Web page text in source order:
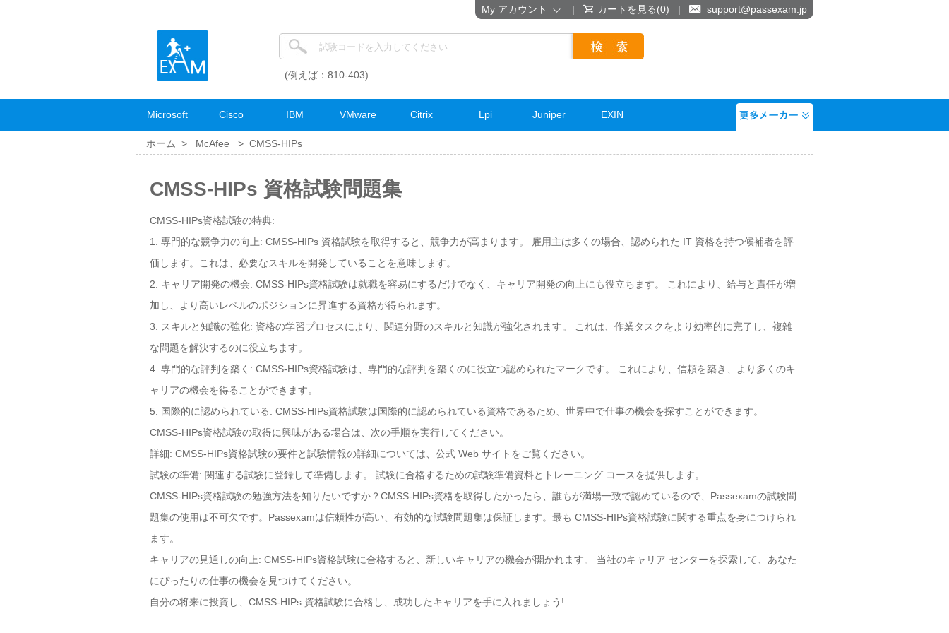
(例えば：810-403)
Microsoft Cisco IBM VMware Citrix Lpi Juniper EXIN
ホーム > McAfee > CMSS-HIPs
CMSS-HIPs 資格試験問題集
CMSS-HIPs資格試験の特典:
1. 専門的な競争力の向上: CMSS-HIPs 資格試験を取得すると、競争力が高まります。 雇用主は多くの場合、認められた IT 資格を持つ候補者を評
価します。これは、必要なスキルを開発していることを意味します。
2. キャリア開発の機会: CMSS-HIPs資格試験は就職を容易にするだけでなく、キャリア開発の向上にも役立ちます。 これにより、給与と責任が増
加し、より高いレベルのポジションに昇進する資格が得られます。
3. スキルと知識の強化: 資格の学習プロセスにより、関連分野のスキルと知識が強化されます。 これは、作業タスクをより効率的に完了し、複雑
な問題を解決するのに役立ちます。
4. 専門的な評判を築く: CMSS-HIPs資格試験は、専門的な評判を築くのに役立つ認められたマークです。 これにより、信頼を築き、より多くのキ
ャリアの機会を得ることができます。
5. 国際的に認められている: CMSS-HIPs資格試験は国際的に認められている資格であるため、世界中で仕事の機会を探すことができます。
CMSS-HIPs資格試験の取得に興味がある場合は、次の手順を実行してください。
詳細: CMSS-HIPs資格試験の要件と試験情報の詳細については、公式 Web サイトをご覧ください。
試験の準備: 関連する試験に登録して準備します。 試験に合格するための試験準備資料とトレーニング コースを提供します。
CMSS-HIPs資格試験の勉強方法を知りたいですか？CMSS-HIPs資格を取得したかったら、誰もが満場一致で認めているので、Passexamの試験問
題集の使用は不可欠です。Passexamは信頼性が高い、有効的な試験問題集は保証します。最も CMSS-HIPs資格試験に関する重点を身につけられ
ます。
キャリアの見通しの向上: CMSS-HIPs資格試験に合格すると、新しいキャリアの機会が開かれます。 当社のキャリア センターを探索して、あなた
にぴったりの仕事の機会を見つけてください。
自分の将来に投資し、CMSS-HIPs 資格試験に合格し、成功したキャリアを手に入れましょう!
My アカウント | カートを見る(0) | support@passexam.jp